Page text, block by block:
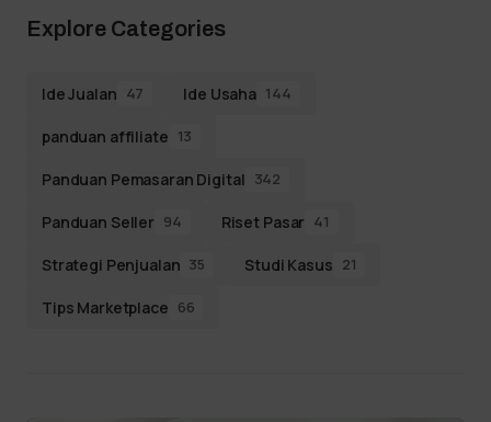
Explore Categories
Ide Jualan 47 Ide Usaha 144
panduan affiliate 13
Panduan Pemasaran Digital 342
Panduan Seller 94 Riset Pasar 41
Strategi Penjualan 35 Studi Kasus 21
Tips Marketplace 66